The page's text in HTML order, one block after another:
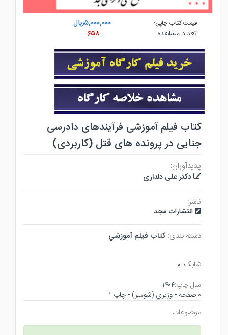
قیمت کتاب چاپی:
۵,۰۰۰,۰۰۰ريال
تعداد مشاهده:
۶۵۸
کتاب فیلم آموزشی فرآیندهای دادرسی
جنایی در پرونده های قتل (کاربردی)
پدیدآوران:
دکتر علی دلداری
ناشر:
انتشارات مجد
دسته بندی: كتاب فيلم آموزشي
شابک: ۰
سال چاپ:۱۴۰۴
۰ صفحه - وزيري (شوميز) - چاپ ۱
موضوعات: